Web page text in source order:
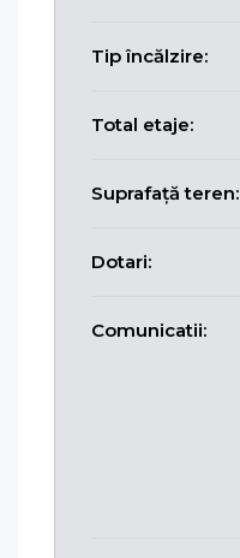
Tip încălzire:
Total etaje:
Suprafață teren:
Dotari:
Comunicatii: